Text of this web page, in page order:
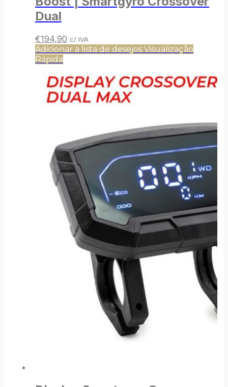
Dual
O
preço
original
€198,90.
€194,90O
preço
€194,90.
c/ IVA
Adicionar a lista de desejos Visualização
Rápida